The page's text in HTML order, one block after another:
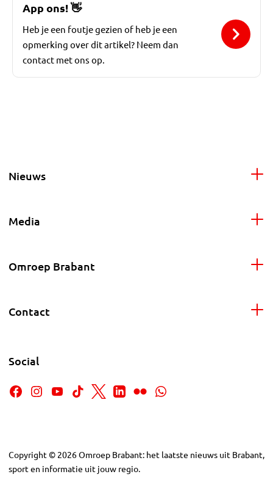
App ons!👋
Heb je een foutje gezien of heb je een
opmerking over dit artikel? Neem dan
contact met ons op.
Nieuws
Media
Omroep Brabant
Contact
Social
Copyright © 2026Omroep Brabant: het laatste nieuws uit Brabant,
sport en informatie uit jouw regio.